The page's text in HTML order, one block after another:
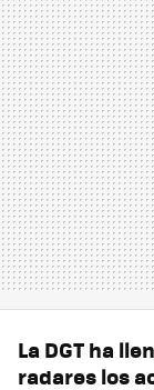
La DGT ha
radares los